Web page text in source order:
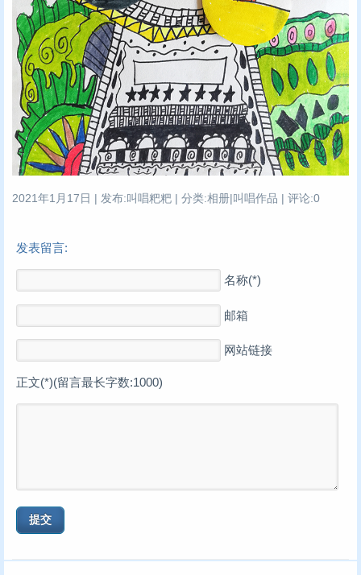
2021年1月17日 | 发布:叫唱粑粑 | 分类:相册|叫唱作品 | 评论:0
发表留言:
名称(*)
邮箱
网站链接
正文(*)(留言最长字数:1000)